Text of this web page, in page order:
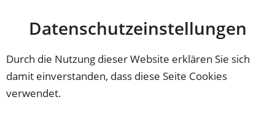
Datenschutz­einstellungen
Durch die Nutzung dieser Website erklären Sie sich
damit einverstanden, dass diese Seite Cookies
verwendet.
INHALT ANSPRINGEN
Coburg
GIRLS'DAY & BOYS'DAY